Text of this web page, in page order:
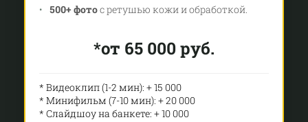
500+ фотос ретушью кожи и обработкой.
*от 65 000 руб.
* Видеоклип (1-2 мин): + 15 000
* Минифильм (7-10 мин): + 20 000
* Слайдшоу на банкете: + 10 000